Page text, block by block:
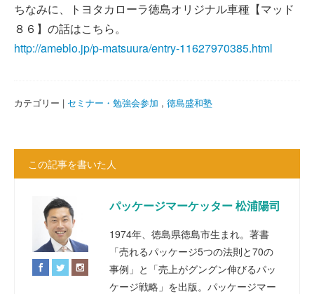
ちなみに、トヨタカローラ徳島オリジナル車種【マッド
８６】の話はこちら。
http://ameblo.jp/p-matsuura/entry-11627970385.html
カテゴリー | セミナー・勉強会参加 , 徳島盛和塾
この記事を書いた人
パッケージマーケッター 松浦陽司
1974年、徳島県徳島市生まれ。著書
「売れるパッケージ5つの法則と70の
事例」と「売上がグングン伸びるパッ
ケージ戦略」を出版。パッケージマー